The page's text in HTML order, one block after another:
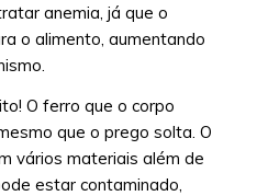
anemia, já que o
o alimento, aumentando
O ferro que o corpo
que o prego solta. O
vários materiais além de
estar contaminado,